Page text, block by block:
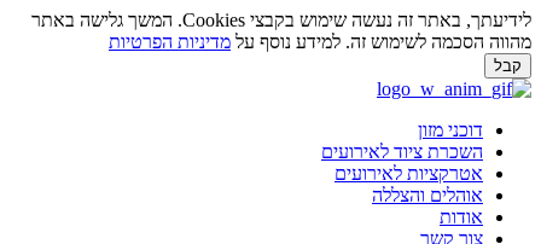
לידיעתך, באתר זה נעשה שימוש בקבצי Cookies. המשך גלישה באתר
מהווה הסכמה לשימוש זה. למידע נוסף עלמדיניות הפרטיות
קבל
דלג
דוכני מזון
השכרת ציוד לאירועים
אטרקציות לאירועים
אוהלים והצללה
אודות
צור קשר